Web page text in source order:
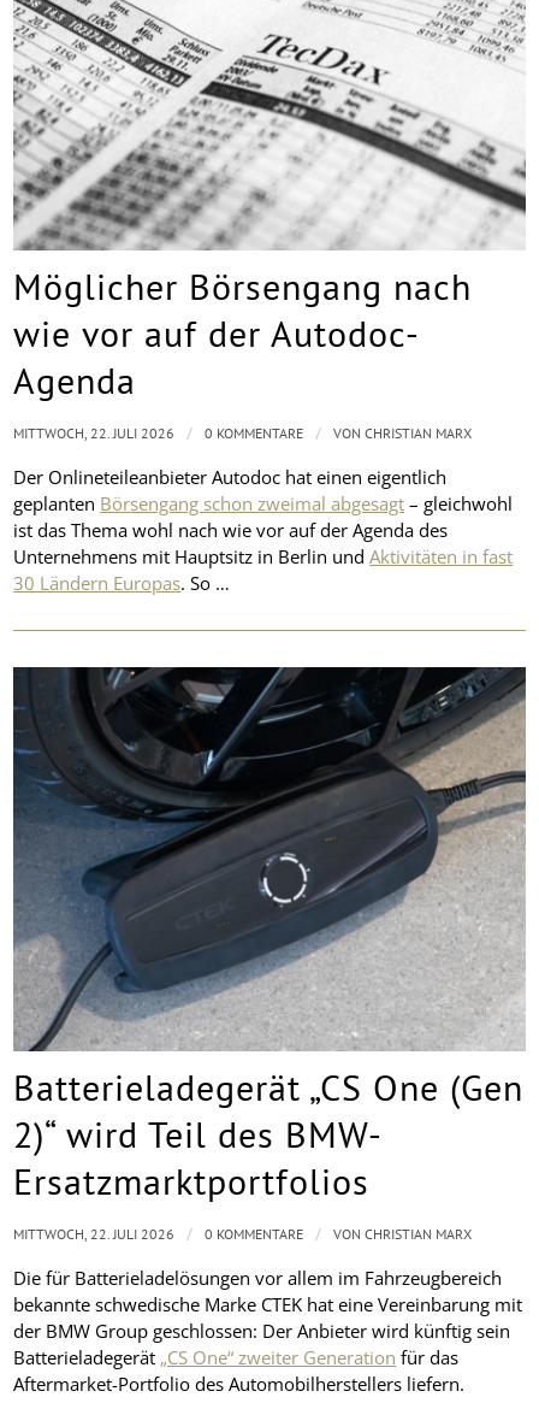
Möglicher Börsengang nach
wie vor auf der Autodoc-
Agenda
Der Onlineteileanbieter Autodoc hat einen eigentlich
geplanten Börsengang schon zweimal abgesagt – gleichwohl
ist das Thema wohl nach wie vor auf der Agenda des
Unternehmens mit Hauptsitz in Berlin undAktivitäten in fast
30 Ländern Europas. So …
MITTWOCH, 22. JULI 2026 / 0 KOMMENTARE / VONCHRISTIAN MARX
Batterieladegerät „CS One (Gen
2)“ wird Teil des BMW-
Ersatzmarktportfolios
Die für Batterieladelösungen vor allem im Fahrzeugbereich
bekannte schwedische Marke CTEK hat eine Vereinbarung mit
der BMW Group geschlossen: Der Anbieter wird künftig sein
Batterieladegerät „CS One“ zweiter Generation für das
Aftermarket-Portfolio des Automobilherstellers liefern.
MITTWOCH, 22. JULI 2026 / 0 KOMMENTARE / VONCHRISTIAN MARX